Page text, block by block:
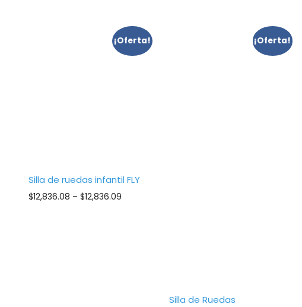
Silla de ruedas infantil FLY
¡Oferta!
$12,836.08 – $12,836.09
Silla de Ruedas
¡Oferta!